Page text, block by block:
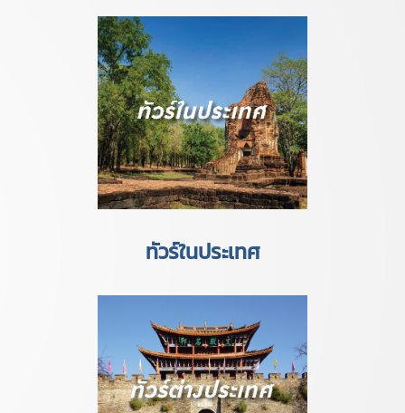
ทัวร์ในประเทศ